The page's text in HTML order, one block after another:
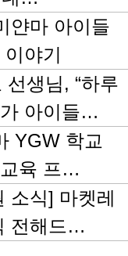
얀마 아이들
야기
생님, “하루
아이들…
YGW 학교
육 프…
소식] 마켓레
전해드…